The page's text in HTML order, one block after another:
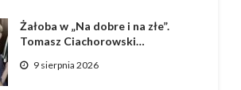
Żałoba w „Na dobre i na złe”.
Tomasz Ciachorowski…
9 sierpnia 2026